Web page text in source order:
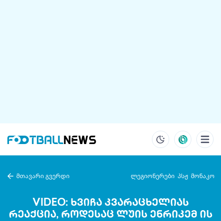
მთავარი გვერდი ლეგიონერები პსჟ მონაკო
VIDEO: ხვიჩა კვარაცხელიას
რეაქცია, როდესაც ლუის ენრიკემ ის